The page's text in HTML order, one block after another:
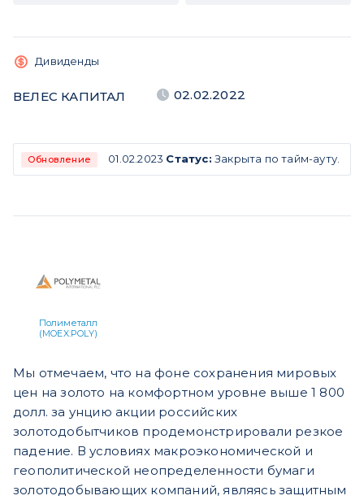
Дивиденды
ВЕЛЕС КАПИТАЛ 02.02.2022
Обновление 01.02.2023 Статус: Закрыта по тайм-ауту.
Полиметалл
(MOEX:POLY)
Мы отмечаем, что на фоне сохранения мировых
цен на золото на комфортном уровне выше 1 800
долл. за унцию акции российских
золотодобытчиков продемонстрировали резкое
падение. В условиях макроэкономической и
геополитической неопределенности бумаги
золотодобывающих компаний, являясь защитным